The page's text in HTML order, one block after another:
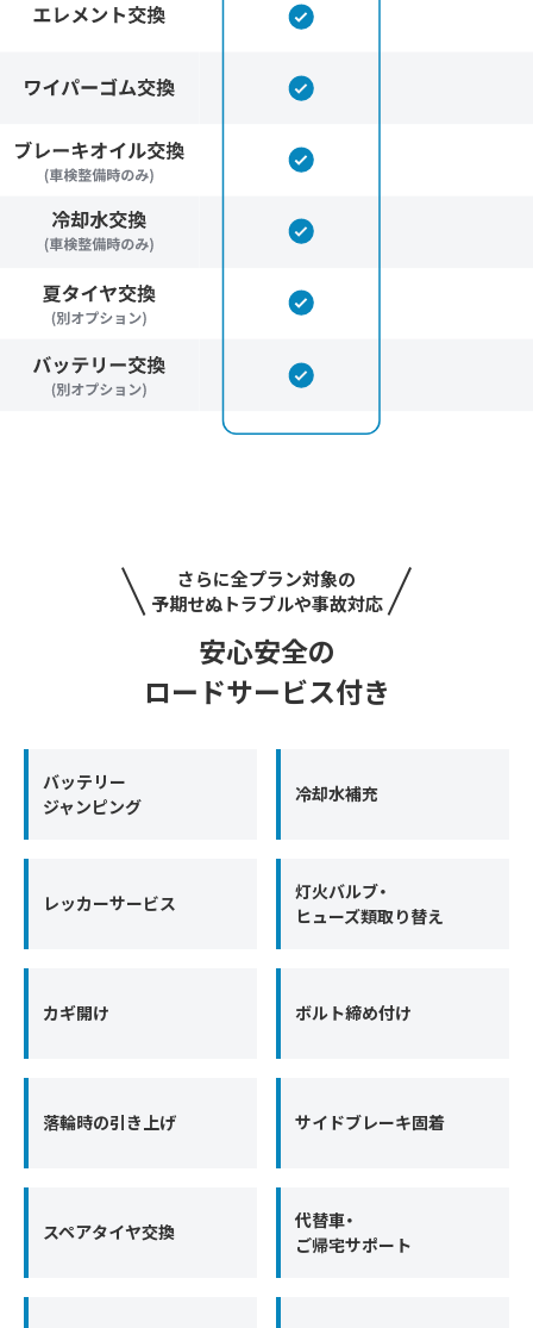
さらに全プラン対象の
予期せぬトラブルや事故対応
安心安全の
ロードサービス付き
バッテリー
ジャンピング
冷却水補充
レッカーサービス
灯火バルブ・
ヒューズ類取り替え
カギ開け ボルト締め付け
落輪時の引き上げ サイドブレーキ固着
スペアタイヤ交換
代替車・
ご帰宅サポート